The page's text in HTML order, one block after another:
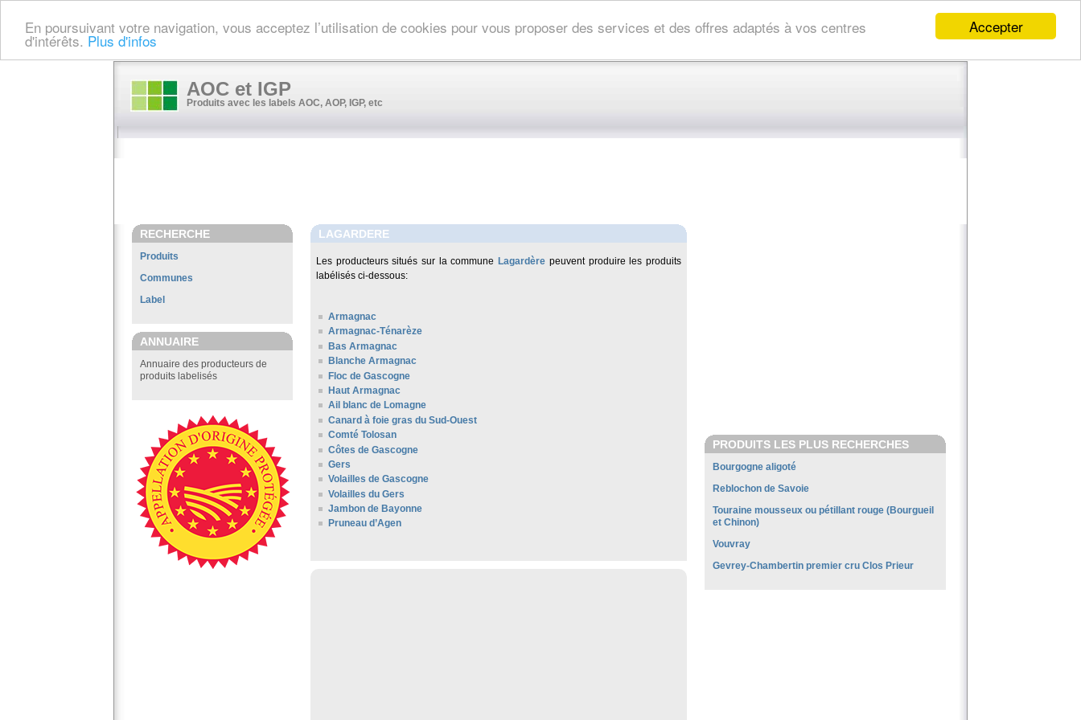
Accepter
En poursuivant votre navigation, vous acceptez l’utilisation de cookies pour vous proposer des services et des offres adaptés à vos centres
d'intérêts. Plus d'infos
AOC et IGP
Produits avec les labels AOC, AOP, IGP, etc
RECHERCHE
Produits
Communes
Label
ANNUAIRE
Annuaire des producteurs de
produits labelisés
LAGARDERE
Les producteurs situés sur la commune Lagardère peuvent produire les produits
labélisés ci-dessous:
Armagnac
Armagnac-Ténarèze
Bas Armagnac
Blanche Armagnac
Floc de Gascogne
Haut Armagnac
Ail blanc de Lomagne
Canard à foie gras du Sud-Ouest
Comté Tolosan
Côtes de Gascogne
Gers
Volailles de Gascogne
Volailles du Gers
Jambon de Bayonne
Pruneau d’Agen
PRODUITS LES PLUS RECHERCHES
Bourgogne aligoté
Reblochon de Savoie
Touraine mousseux ou pétillant rouge (Bourgueil
et Chinon)
Vouvray
Gevrey-Chambertin premier cru Clos Prieur